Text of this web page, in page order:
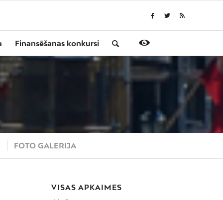
Finansēšanas konkursi
FOTO GALERIJA
VISAS APKAIMES